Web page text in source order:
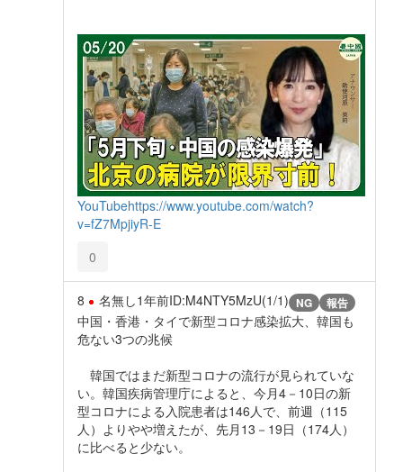
YouTubehttps://www.youtube.com/watch?
v=fZ7MpjiyR-E
0
8 名無し1年前ID:M4NTY5MzU(1/1) NG 報告
中国・香港・タイで新型コロナ感染拡大、韓国も
危ない3つの兆候
韓国ではまだ新型コロナの流行が見られていな
い。韓国疾病管理庁によると、今月4－10日の新
型コロナによる入院患者は146人で、前週（115
人）よりやや増えたが、先月13－19日（174人）
に比べると少ない。